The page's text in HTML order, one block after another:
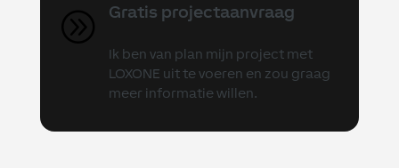
Gratis projectaanvraag
Ik ben van plan mijn project met
LOXONE uit te voeren en zou graag
meer informatie willen.